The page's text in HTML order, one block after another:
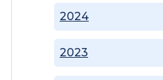
2023
2024